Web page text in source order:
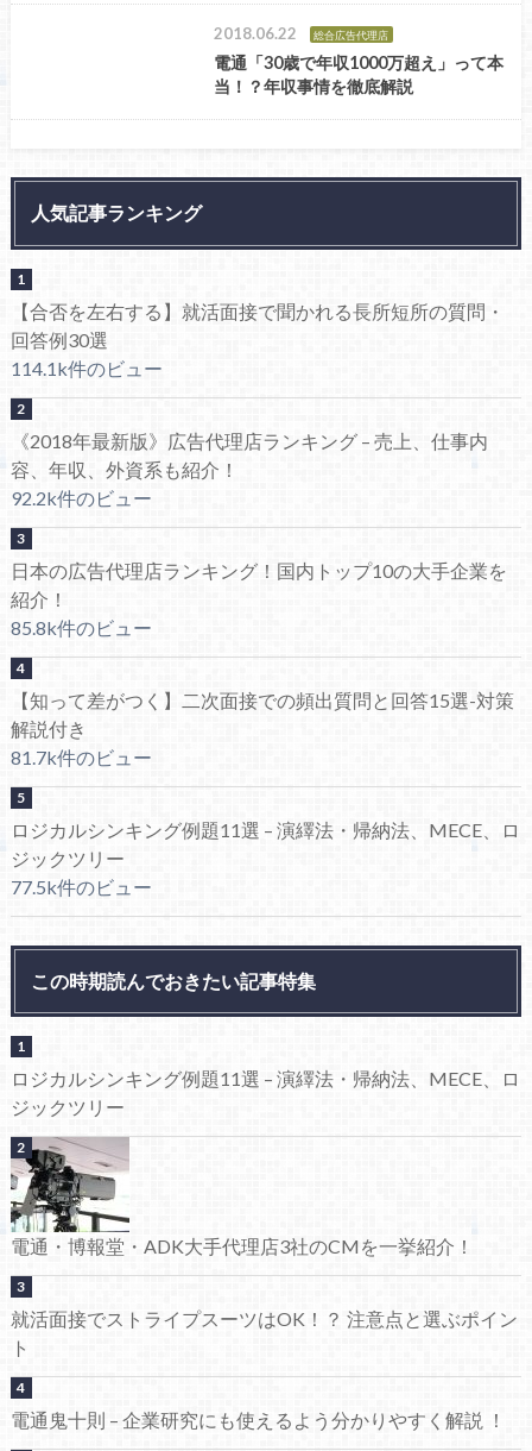
2018.06.22 総合広告代理店
電通「30歳で年収1000万超え」って本
当！？年収事情を徹底解説
人気記事ランキング
【合否を左右する】就活面接で聞かれる長所短所の質問・
回答例30選
114.1k件のビュー
《2018年最新版》広告代理店ランキング – 売上、仕事内
容、年収、外資系も紹介！
92.2k件のビュー
日本の広告代理店ランキング！国内トップ10の大手企業を
紹介！
85.8k件のビュー
【知って差がつく】二次面接での頻出質問と回答15選-対策
解説付き
81.7k件のビュー
ロジカルシンキング例題11選 – 演繹法・帰納法、MECE、ロ
ジックツリー
77.5k件のビュー
この時期読んでおきたい記事特集
ロジカルシンキング例題11選 – 演繹法・帰納法、MECE、ロ
ジックツリー
電通・博報堂・ADK大手代理店3社のCMを一挙紹介！
就活面接でストライプスーツはOK！？ 注意点と選ぶポイン
ト
電通鬼十則 – 企業研究にも使えるよう分かりやすく解説 ！